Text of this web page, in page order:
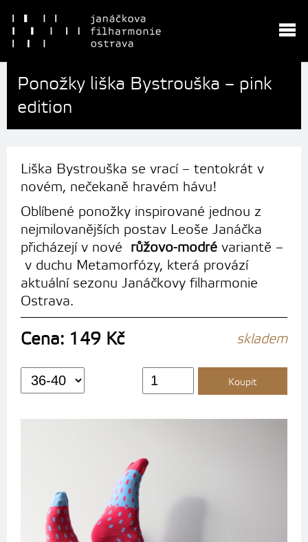
Ponožky liška Bystrouška – pink
edition
Liška Bystrouška se vrací – tentokrát v
novém, nečekaně hravém hávu!
Oblíbené ponožky inspirované jednou z
nejmilovanějších postav Leoše Janáčka
přicházejí v nové růžovo-modré variantě –
v duchu Metamorfózy, která provází
aktuální sezonu Janáčkovy filharmonie
Ostrava.
Cena: 149 Kč skladem
Koupit